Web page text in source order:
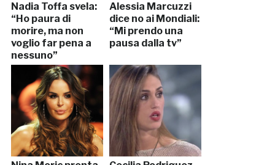
Nadia Toffa svela:
“Ho paura di
morire, ma non
voglio far pena a
nessuno”
Alessia Marcuzzi
dice no ai Mondiali:
“Mi prendo una
pausa dalla tv”